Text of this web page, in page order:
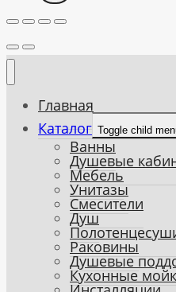
Главная
Каталог Toggle child
Ванны
Душевые
Мебель
Унитазы
Смесители
Душ
Раковины
Душевые
Кухонные